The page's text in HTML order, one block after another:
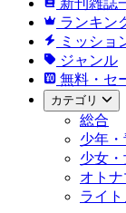
新刊雑誌
ランキン
ミッショ
ジャンル
無料・セ
カテゴリ
総合
少年
少女
オト
ライ